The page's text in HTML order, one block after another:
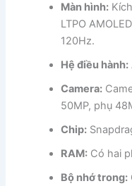
Màn hình:
LTPO
120Hz.
Hệ điều hành:
Camera:
50MP, phụ
Chip:
RAM: Có hai
Bộ nhớ trong: